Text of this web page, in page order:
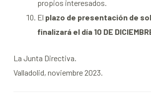
propios interesados.
El plazo de presentación de
finalizará el día 10 DE
La Junta Directiva.
Valladolid, noviembre 2023.